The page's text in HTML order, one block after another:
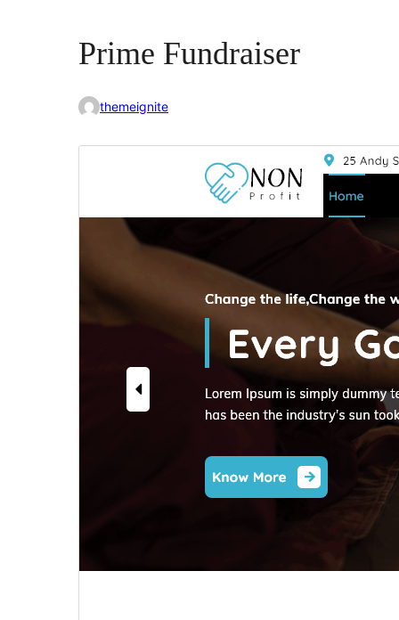
Prime Fundraiser
themeignite